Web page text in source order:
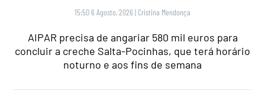
15:50 6 Agosto, 2026 | Cristina Mendonça
AIPAR precisa de angariar 580 mil euros para
concluir a creche Salta-Pocinhas, que terá horário
noturno e aos fins de semana